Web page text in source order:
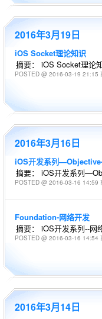
2016年3月19日
iOS Socket理论知识
摘要： iOS Socket理论
POSTED @ 2016-03-19 21:15
2016年3月16日
iOS开发系列
摘要： iOS开发系列
POSTED @ 2016-03-16 14:59
Foundation-网络开发
摘要： iOS开发系列--网
POSTED @ 2016-03-16 14:54
2016年3月14日